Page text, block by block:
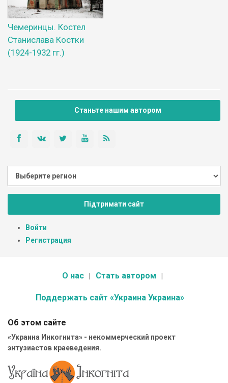
Чемеринцы. Костел
Станислава Костки
(1924-1932 гг.)
Станьте нашим автором
Підтримати сайт
Войти
Регистрация
О нас Стать автором
Поддержать сайт «Украина Украина»
Об этом сайте
«Украина Инкогнита» - некоммерческий проект
энтузиастов краеведения.